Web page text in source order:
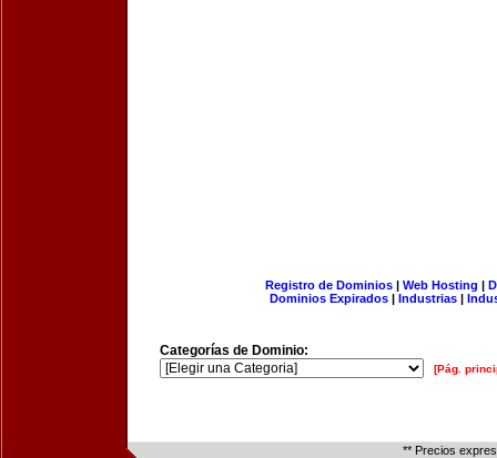
Registro de Dominios| Web Hosting |
Dominios Expirados | Industrias |
Categorías de Dominio:
[Pág.
** Precios